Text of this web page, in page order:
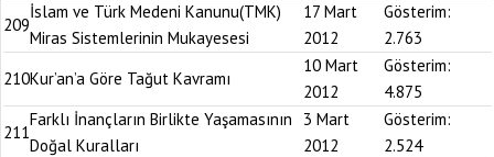
209
İslam ve Türk Medeni Kanunu(TMK)
Miras Sistemlerinin Mukayesesi
17 Mart
2012
Gösterim:
2.763
210Kur’an’a Göre Tağut Kavramı
10 Mart
2012
Gösterim:
4.875
211
Farklı İnançların Birlikte Yaşamasının
Doğal Kuralları
3 Mart
2012
Gösterim:
2.524